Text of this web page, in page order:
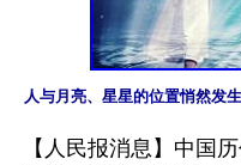
人与月亮、星星的位置悄然发
【人民报消息】中国